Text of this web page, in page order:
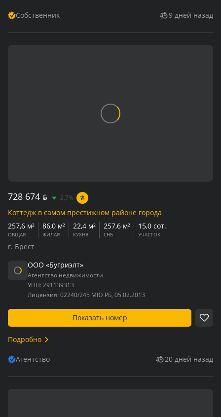
Собственник 9 дней назад
728 674 BYN -2,7%
Коттедж в самом престижном районе города
257,6 м²
ОБЩАЯ
86,0 м²
ЖИЛАЯ
22,4 м²
КУХНЯ
257,6 м²
СНБ
15,0 сот.
УЧАСТОК
г. Брест
ООО «Бугриэлт»
Агентство недвижимости
УНП: 291139313
Лицензия: 02240/245 МЮ РБ, 05.02.2013
Показать номер
Подробно
Агентство 20 дней назад